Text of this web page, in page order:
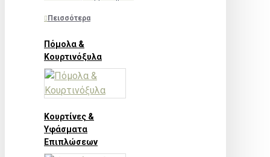
Πεισσότερα
Πόμολα &
Κουρτινόξυλα
Κουρτίνες &
Υφάσματα
Επιπλώσεων